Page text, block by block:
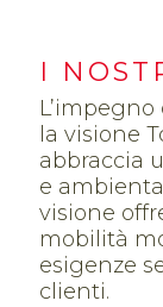
I
la visione
abbraccia
e
visione
mobilità
esigenze
clienti.